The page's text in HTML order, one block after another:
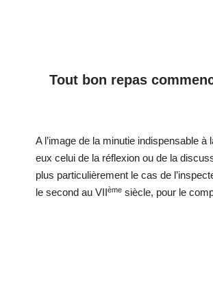
Tout bon repas
A l’image de la minutie indispensable
eux celui de la réflexion ou de la
plus particulièrement le cas de
le second au VIIème siècle, pour le